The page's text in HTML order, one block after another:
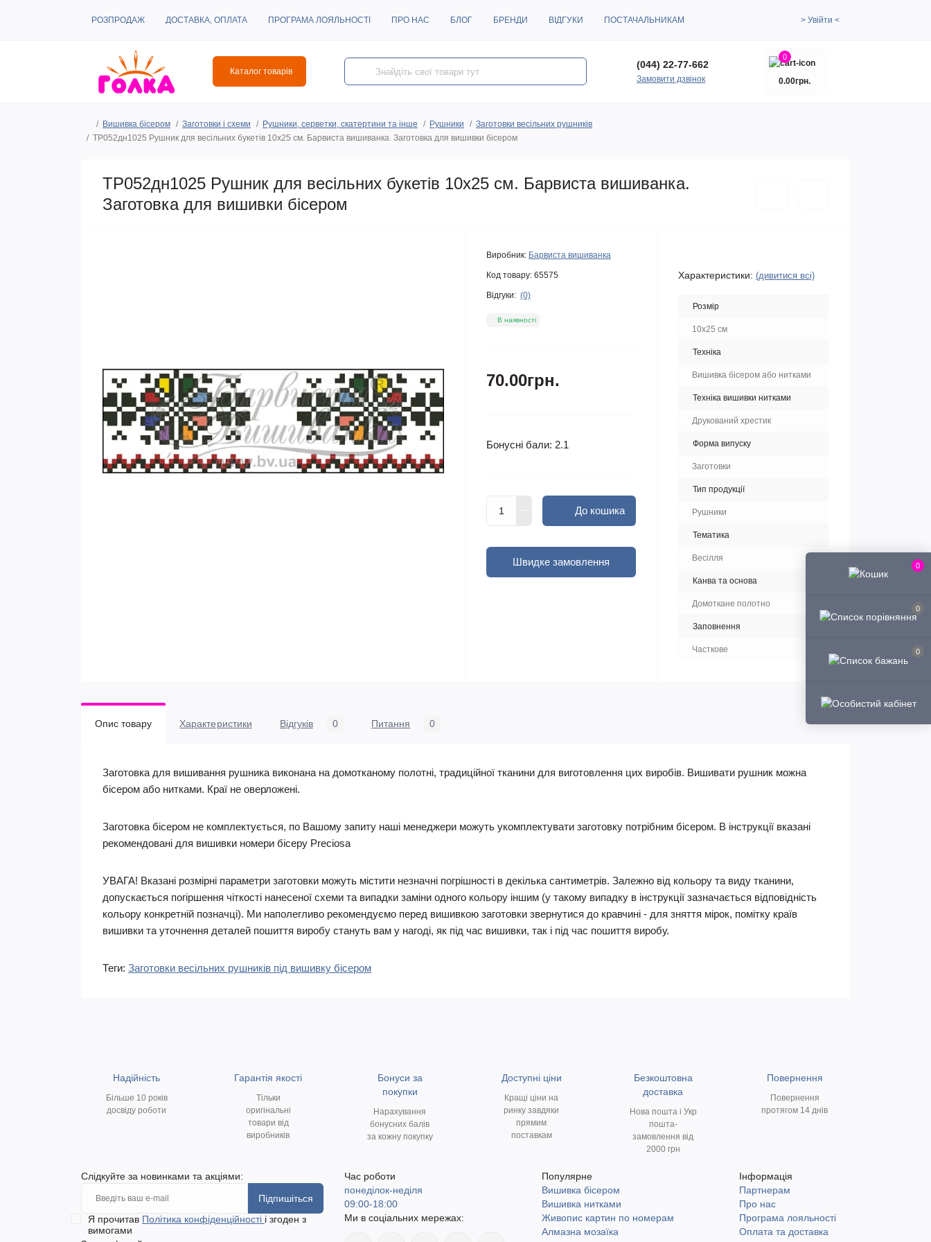
0
0
0
РОЗПРОДАЖ ДОСТАВКА, ОПЛАТА ПРОГРАМА ЛОЯЛЬНОСТІ ПРО НАС БЛОГ БРЕНДИ ВІДГУКИ ПОСТАЧАЛЬНИКАМ > Увійти <
Каталог товарів
(044) 22-77-662
Замовити дзвінок
0
0.00грн.
Вишивка бісером Заготовки і схеми Рушники, серветки, скатертини та інше Рушники
Заготовки весільних рушників
ТР052дн1025 Рушник для весільних букетів 10х25 см. Барвиста вишиванка. Заготовка для вишивки бісером
ТР052дн1025 Рушник для весільних букетів 10х25 см. Барвиста вишиванка.
Заготовка для вишивки бісером
Виробник: Барвиста вишиванка
Код товару: 65575
Відгуки: (0)
В наявності
70.00грн.
Бонусні бали: 2.1
До кошика
Швидке замовлення
Характеристики: (дивитися всі)
Розмір
10х25 см
Техніка
Вишивка бісером або нитками
Техніка вишивки нитками
Друкований хрестик
Форма випуску
Заготовки
Тип продукції
Рушники
Тематика
Весілля
Канва та основа
Домоткане полотно
Заповнення
Часткове
Опис товару Характеристики Відгуків 0 Питання 0
Заготовка для вишивання рушника виконана на домотканому полотні, традиційної тканини для виготовлення цих виробів. Вишивати рушник можна
бісером або нитками. Краї не оверложені.
Заготовка бісером не комплектується, по Вашому запиту наші менеджери можуть укомплектувати заготовку потрібним бісером. В інструкції вказані
рекомендовані для вишивки номери бісеру Preciosa
УВАГА! Вказані розмірні параметри заготовки можуть містити незначні погрішності в декілька сантиметрів. Залежно від кольору та виду тканини,
допускається погіршення чіткості нанесеної схеми та випадки заміни одного кольору іншим (у такому випадку в інструкції зазначається відповідність
кольору конкретній позначці). Ми наполегливо рекомендуємо перед вишивкою заготовки звернутися до кравчині - для зняття мірок, помітку країв
вишивки та уточнення деталей пошиття виробу стануть вам у нагоді, як під час вишивки, так і під час пошиття виробу.
Теги: Заготовки весільних рушників під вишивку бісером
Надійність
Більше 10 років
досвіду роботи
Гарантія якості
Тільки
оригінальні
товари від
виробників
Бонуси за
покупки
Нарахування
бонусних балів
за кожну покупку
Доступні ціни
Кращі ціни на
ринку завдяки
прямим
поставкам
Безкоштовна
доставка
Нова пошта і Укр
пошта-
замовлення від
2000 грн
Повернення
Повернення
протягом 14 днів
Слідкуйте за новинками та акціями:
Підпишіться
Я прочитав Політика конфіденційності і згоден з
вимогами
Час роботи
понеділок-неділя
09:00-18:00
Ми в соціальних мережах:
Популярне
Вишивка бісером
Вишивка нитками
Живопис картин по номерам
Алмазна мозаїка
Інформація
Партнерам
Про нас
Програма лояльності
Оплата та доставка